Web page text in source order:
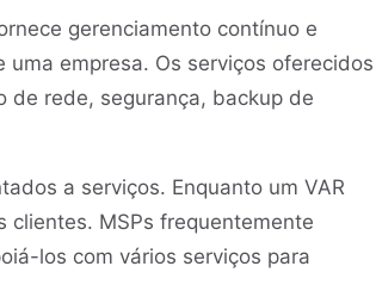
gerenciamento contínuo e
empresa. Os serviços oferecidos
de rede, segurança, backup de
a serviços. Enquanto um VAR
clientes. MSPs frequentemente
los com vários serviços para